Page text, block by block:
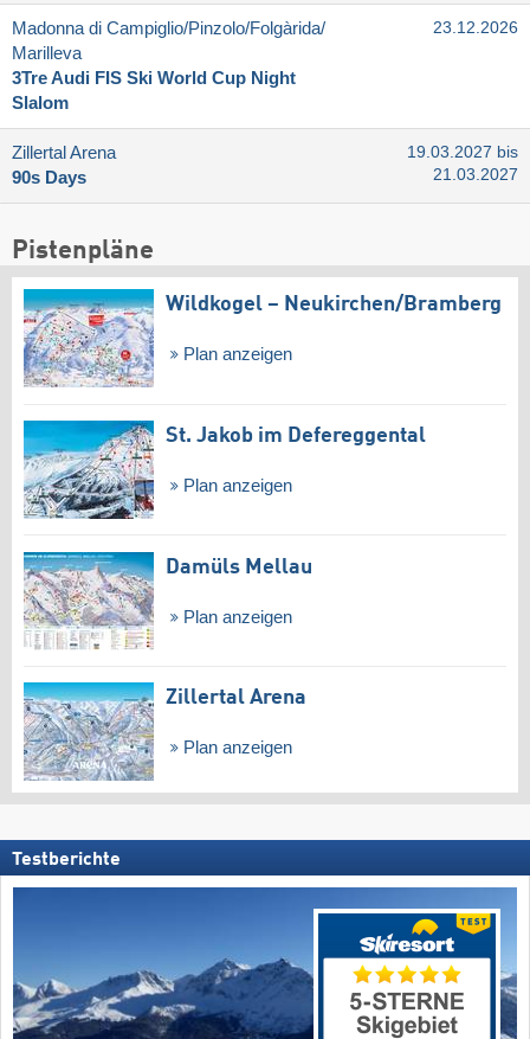
Madonna di Campiglio/​Pinzolo/​Folgàrida/​
Marilleva
3Tre Audi FIS Ski World Cup Night
Slalom
23.12.2026
Zillertal Arena
90s Days
19.03.2027 bis
21.03.2027
Pistenpläne
Wildkogel – Neukirchen/​Bramberg
Plan anzeigen
St. Jakob im Defereggental
Plan anzeigen
Damüls Mellau
Plan anzeigen
Zillertal Arena
Plan anzeigen
Testberichte